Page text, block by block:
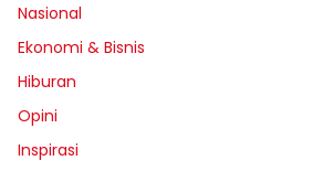
Nasional
Ekonomi & Bisnis
Hiburan
Opini
Inspirasi